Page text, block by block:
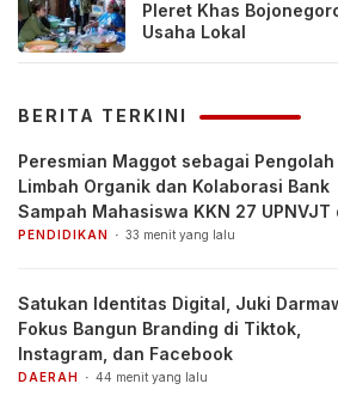
Pleret Khas
Usaha Lokal
BERITA TERKINI
Peresmian Maggot sebagai Pengolah
Limbah Organik dan Kolaborasi Bank
Sampah Mahasiswa KKN 27 UPNVJT
Desa Pacul, Bojonegoro
PENDIDIKAN 33 menit yang lalu
Satukan Identitas Digital, Juki
Fokus Bangun Branding di Tiktok,
Instagram, dan Facebook
DAERAH 44 menit yang lalu